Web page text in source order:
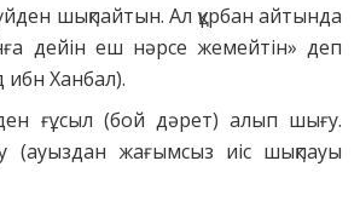
шықпайтын. Ал құрбан айтында
дейін еш нәрсе жемейтін» деп
ибн Ханбал).
ғұсыл (бой дәрет) алып шығу.
(ауыздан жағымсыз иіс шықпауы